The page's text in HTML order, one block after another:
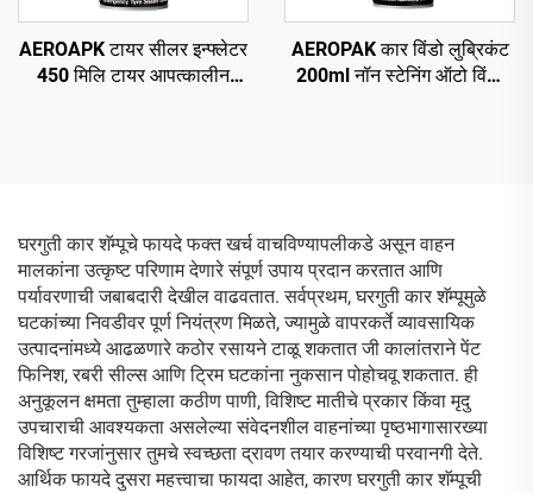
AEROAPK टायर सीलर इन्फ्लेटर
450 मिलि टायर आपत्कालीन
AEROPAK कार विंडो लुब्रिकंट
200ml नॉन स्टेनिंग ऑटो विंडो
घरगुती कार शॅम्पूचे फायदे फक्त खर्च वाचविण्यापलीकडे असून वाहन
मालकांना उत्कृष्ट परिणाम देणारे संपूर्ण उपाय प्रदान करतात आणि
पर्यावरणाची जबाबदारी देखील वाढवतात. सर्वप्रथम, घरगुती कार शॅम्पूमुळे
घटकांच्या निवडीवर पूर्ण नियंत्रण मिळते, ज्यामुळे वापरकर्ते व्यावसायिक
उत्पादनांमध्ये आढळणारे कठोर रसायने टाळू शकतात जी कालांतराने पेंट
फिनिश, रबरी सील्स आणि ट्रिम घटकांना नुकसान पोहोचवू शकतात. ही
अनुकूलन क्षमता तुम्हाला कठीण पाणी, विशिष्ट मातीचे प्रकार किंवा मृदु
उपचाराची आवश्यकता असलेल्या संवेदनशील वाहनांच्या पृष्ठभागासारख्या
विशिष्ट गरजांनुसार तुमचे स्वच्छता द्रावण तयार करण्याची परवानगी देते.
आर्थिक फायदे दुसरा महत्त्वाचा फायदा आहेत, कारण घरगुती कार शॅम्पूची